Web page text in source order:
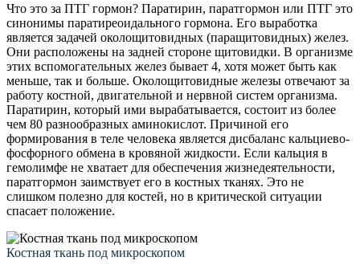
Что это за ПТГ гормон? Паратирин, паратгормон или ПТГ это
синонимы паратиреоидального гормона. Его выработка
является задачей околощитовидных (паращитовидных) желез.
Они расположены на задней стороне щитовидки. В организме
этих вспомогательных желез бывает 4, хотя может быть как
меньше, так и больше. Околощитовидные железы отвечают за
работу костной, двигательной и нервной систем организма.
Паратирин, который ими вырабатывается, состоит из более
чем 80 разнообразных аминокислот. Причиной его
формирования в теле человека является дисбаланс кальциево-
фосфорного обмена в кровяной жидкости. Если кальция в
гемолимфе не хватает для обеспечения жизнедеятельности,
паратгормон заимствует его в костных тканях. Это не
слишком полезно для костей, но в критической ситуации
спасает положение.
Костная ткань под микроскопом